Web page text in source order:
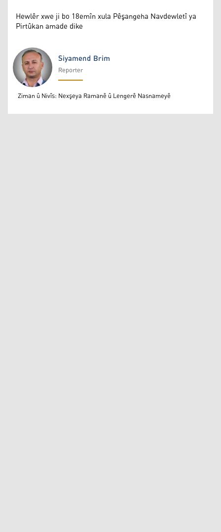
Hewlêr xwe ji bo 18emîn xula Pêşangeha Navdewletî ya
Pirtûkan amade dike
Siyamend Brim
Siyamend Brim
Reporter
Ziman û Nivîs: Nexşeya Ramanê û Lengerê Nasnameyê